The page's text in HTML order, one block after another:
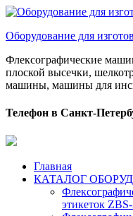
Оборудование для
Флексографические
плоской высечки,
машины, машины для
Телефон в Санкт-
Главная
КАТАЛОГ
этикеток